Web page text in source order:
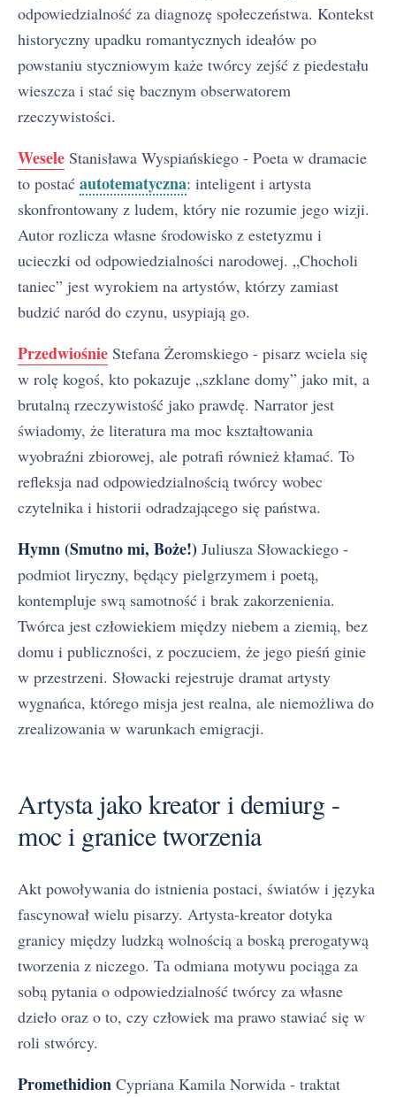
odpowiedzialność za diagnozę społeczeństwa. Kontekst
historyczny upadku romantycznych ideałów po
powstaniu styczniowym każe twórcy zejść z piedestału
wieszcza i stać się bacznym obserwatorem
rzeczywistości.
Wesele Stanisława Wyspiańskiego - Poeta w dramacie
to postać autotematyczna: inteligent i artysta
skonfrontowany z ludem, który nie rozumie jego wizji.
Autor rozlicza własne środowisko z estetyzmu i
ucieczki od odpowiedzialności narodowej. „Chocholi
taniec” jest wyrokiem na artystów, którzy zamiast
budzić naród do czynu, usypiają go.
Przedwiośnie Stefana Żeromskiego - pisarz wciela się
w rolę kogoś, kto pokazuje „szklane domy” jako mit, a
brutalną rzeczywistość jako prawdę. Narrator jest
świadomy, że literatura ma moc kształtowania
wyobraźni zbiorowej, ale potrafi również kłamać. To
refleksja nad odpowiedzialnością twórcy wobec
czytelnika i historii odradzającego się państwa.
Hymn (Smutno mi, Boże!) Juliusza Słowackiego -
podmiot liryczny, będący pielgrzymem i poetą,
kontempluje swą samotność i brak zakorzenienia.
Twórca jest człowiekiem między niebem a ziemią, bez
domu i publiczności, z poczuciem, że jego pieśń ginie
w przestrzeni. Słowacki rejestruje dramat artysty
wygnańca, którego misja jest realna, ale niemożliwa do
zrealizowania w warunkach emigracji.
Artysta jako kreator i demiurg -
moc i granice tworzenia
Akt powoływania do istnienia postaci, światów i języka
fascynował wielu pisarzy. Artysta-kreator dotyka
granicy między ludzką wolnością a boską prerogatywą
tworzenia z niczego. Ta odmiana motywu pociąga za
sobą pytania o odpowiedzialność twórcy za własne
dzieło oraz o to, czy człowiek ma prawo stawiać się w
roli stwórcy.
Promethidion Cypriana Kamila Norwida - traktat